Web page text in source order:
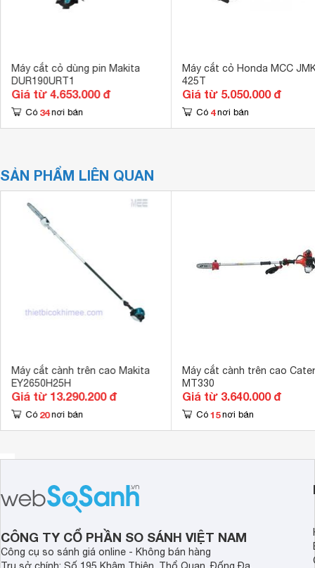
Máy cắt cỏ dùng pin Makita
DUR190URT1
Giá từ 4.653.000 đ
Có 34 nơi bán
Máy cắt cỏ Honda MCC
425T
Giá từ 5.050.000 đ
Có 4 nơi bán
SẢN PHẨM LIÊN QUAN
Máy cắt cành trên cao Makita
EY2650H25H
Giá từ 13.290.200 đ
Có 20 nơi bán
Máy cắt cành trên cao Cater
MT330
Giá từ 3.640.000 đ
Có 15 nơi bán
CÔNG TY CỔ PHẦN SO SÁNH VIỆT NAM
Công cụ so sánh giá online - Không bán hàng